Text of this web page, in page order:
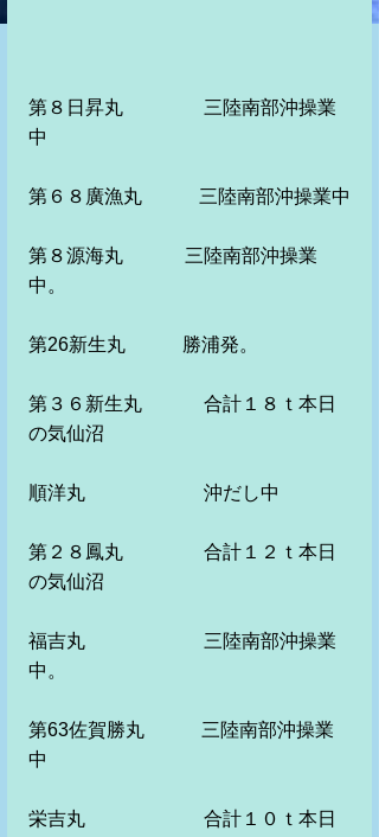
第８日昇丸　　　　 三陸南部沖操業
中
第６８廣漁丸　　　三陸南部沖操業中
第８源海丸　　　 三陸南部沖操業
中。
第26新生丸　　　勝浦発。
第３６新生丸　　　 合計１８ｔ本日
の気仙沼
順洋丸　　　　　 　沖だし中
第２８鳳丸　　　　 合計１２ｔ本日
の気仙沼
福吉丸　　　　　　 三陸南部沖操業
中。
第63佐賀勝丸　　　三陸南部沖操業
中
栄吉丸　　　　　　 合計１０ｔ本日